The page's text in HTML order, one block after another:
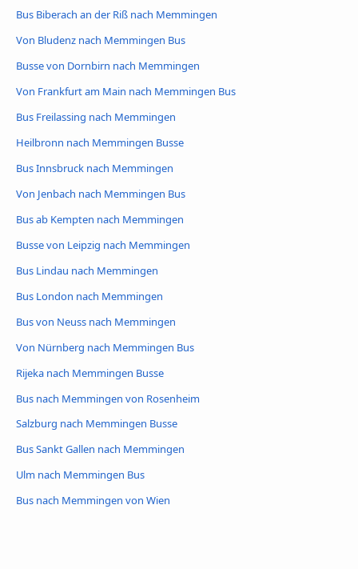
Bus Biberach an der Riß nach Memmingen
Von Bludenz nach Memmingen Bus
Busse von Dornbirn nach Memmingen
Von Frankfurt am Main nach Memmingen Bus
Bus Freilassing nach Memmingen
Heilbronn nach Memmingen Busse
Bus Innsbruck nach Memmingen
Von Jenbach nach Memmingen Bus
Bus ab Kempten nach Memmingen
Busse von Leipzig nach Memmingen
Bus Lindau nach Memmingen
Bus London nach Memmingen
Bus von Neuss nach Memmingen
Von Nürnberg nach Memmingen Bus
Rijeka nach Memmingen Busse
Bus nach Memmingen von Rosenheim
Salzburg nach Memmingen Busse
Bus Sankt Gallen nach Memmingen
Ulm nach Memmingen Bus
Bus nach Memmingen von Wien